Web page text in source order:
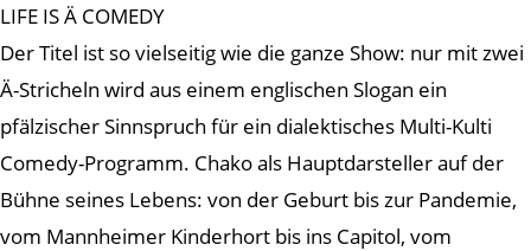
LIFE IS Ä COMEDY
Der Titel ist so vielseitig wie die ganze Show: nur mit zwei
Ä-Stricheln wird aus einem englischen Slogan ein
pfälzischer Sinnspruch für ein dialektisches Multi-Kulti
Comedy-Programm. Chako als Hauptdarsteller auf der
Bühne seines Lebens: von der Geburt bis zur Pandemie,
vom Mannheimer Kinderhort bis ins Capitol, vom